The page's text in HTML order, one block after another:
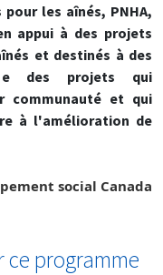
les aînés, PNHA,
appui à des projets
et destinés à des
des projets qui
communauté et qui
à l'amélioration de
social Canada
ce programme